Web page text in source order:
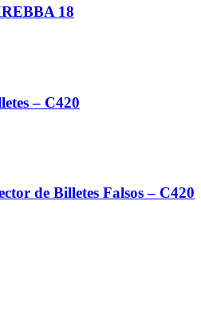
18
– C420
de Billetes Falsos – C420